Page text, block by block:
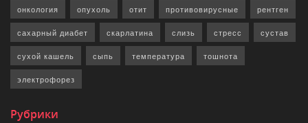
онкология опухоль отит противовирусные рентген
сахарный диабет скарлатина слизь стресс сустав
сухой кашель сыпь температура тошнота
электрофорез
Рубрики